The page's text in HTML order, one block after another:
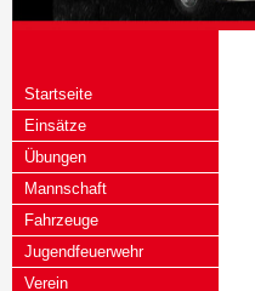
Startseite
Einsätze
Übungen
Mannschaft
Fahrzeuge
Jugendfeuerwehr
Verein